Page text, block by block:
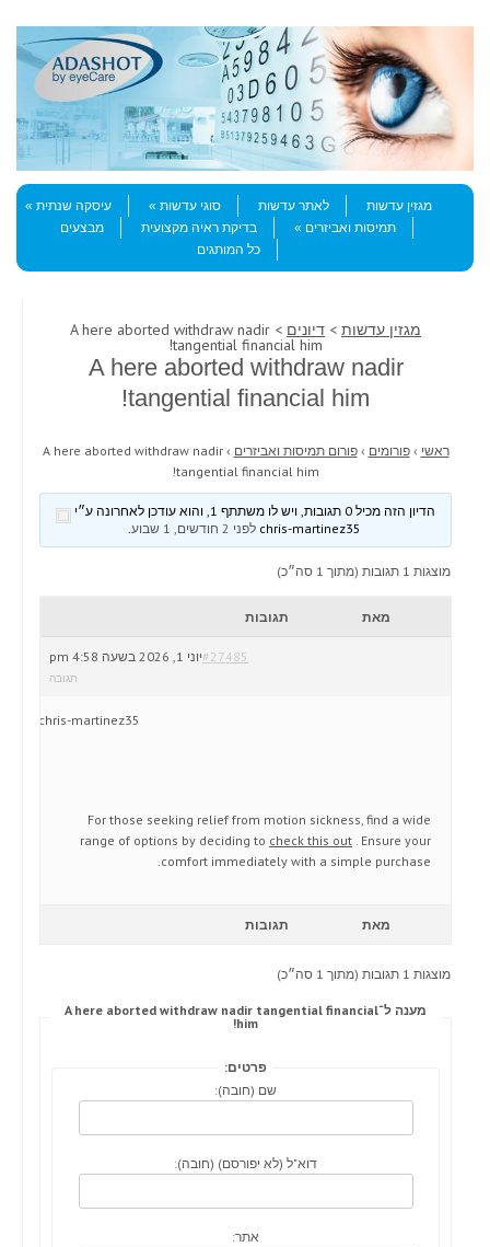
Menu
Skip to content
מגזין עדשות
לאתר עדשות סוגי עדשות
עיסקה שנתית
תמיסות ואביזרים
בדיקת ראיה מקצועית
מבצעים
כל המותגים
מגזין עדשות > דיונים > A here aborted withdraw nadir
tangential financial him!
A here aborted withdraw nadir
tangential financial him!
ראשי › פורומים › פורום תמיסות ואביזרים ›
A here aborted withdraw nadir
tangential financial him!
הדיון הזה מכיל 0 תגובות, ויש לו משתתף 1, והוא עודכן לאחרונה ע״י
לפני 2 חודשים, 1 שבוע .
מוצגות 1 תגובות (מתוך 1 סה״כ)
מאת תגובות
יוני 1, 2026 בשעה 4:58 pm#27485
תגובה
chris-martinez35
For those seeking relief from motion sickness, find a wide
range of options by deciding to check this out . Ensure your
comfort immediately with a simple purchase.
מאת תגובות
מוצגות 1 תגובות (מתוך 1 סה״כ)
מענה ל־A here aborted withdraw nadir tangential financial
him!
פרטים:
שם (חובה):
דוא"ל (לא יפורסם) (חובה):
אתר: